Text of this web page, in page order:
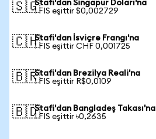
🇸🇬Stafi'dan Singapur Doları'na
1 FIS eşittir $0,002729
🇨🇭Stafi'dan İsviçre Frangı'na
1 FIS eşittir CHF 0,001725
🇧🇷Stafi'dan Brezilya Reali'na
1 FIS eşittir R$0,0109
🇧🇩Stafi'dan Bangladeş Takası'na
1 FIS eşittir ৳0,2635